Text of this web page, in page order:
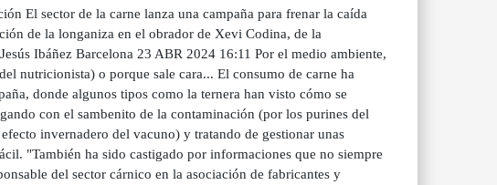
El sector de la carne lanza una campaña para frenar la caída
de la longaniza en el obrador de Xevi Codina, de la
Ibáñez Barcelona 23 ABR 2024 16:11 Por el medio ambiente,
nutricionista) o porque sale cara... El consumo de carne ha
donde algunos tipos como la ternera han visto cómo se
con el sambenito de la contaminación (por los purines del
invernadero del vacuno) y tratando de gestionar unas
"También ha sido castigado por informaciones que no siempre
del sector cárnico en la asociación de fabricantes y